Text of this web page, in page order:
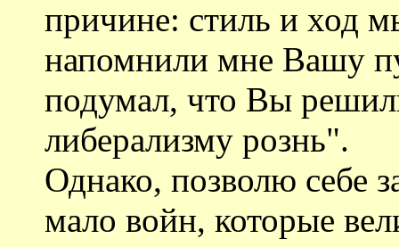
причине: стиль и ход
напомнили мне Вашу
подумал, что Вы
либерализму рознь".
Однако, позволю себе
мало войн, которые